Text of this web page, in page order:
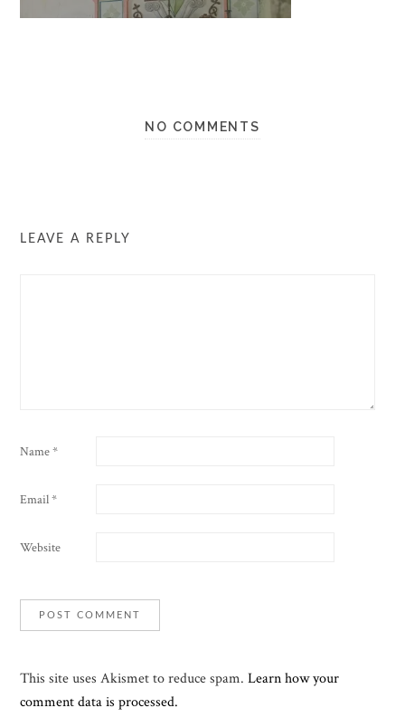
NO COMMENTS
LEAVE A REPLY
Name*
Email*
Website
This site uses Akismet to reduce spam.Learn how your
comment data is processed.